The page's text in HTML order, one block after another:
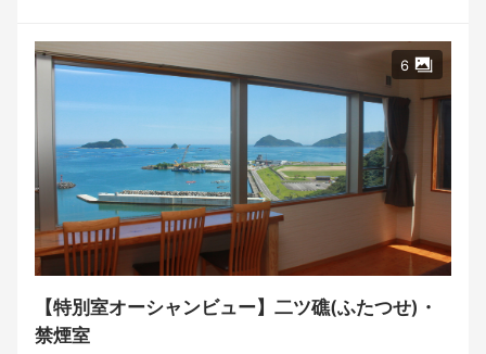
窓の向こうに広がる北浦の海を眺めながら、旬の味覚とともに、
ゆったりとした夕食の時間をお楽しみください。
目の前の海から届く恵み、そして山の恵み。その時季に一番美味
しいものを選び、一皿一皿に心を込めて仕立てています。
季節によって変わる味わいとともに、北浦で過ごす特別なひとと
きをお楽しみください。
\\\全10品 北浦の海と宮崎の恵みを味わう「海幸山幸料理」///
一皿の料理は、旅の記憶になる。
私たちは、旅の記憶に残るのは、ただ「何を食べたか」だけでは
ないと思っています。
「誰と、どんな場所で食事の時間を過ごしたか」。
6
【特別室オーシャンビュー】二ツ礁(ふたつせ)・
禁煙室